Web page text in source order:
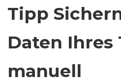
Tipp
Daten Ihres
manuell